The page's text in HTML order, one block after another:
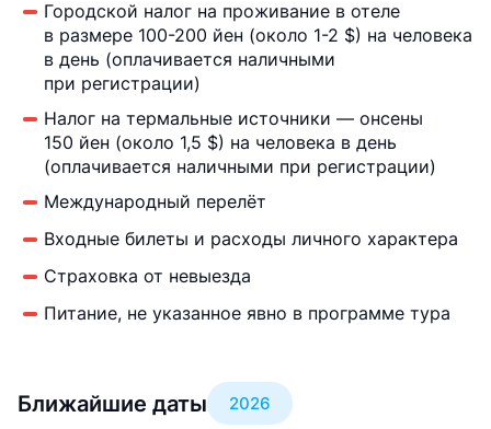
Городской налог на проживание в отеле
в размере 100-200 йен (около 1-2 $) на человека
в день (оплачивается наличными
при регистрации)
Налог на термальные источники — онсены
150 йен (около 1,5 $) на человека в день
(оплачивается наличными при регистрации)
Международный перелёт
Входные билеты и расходы личного характера
Страховка от невыезда
Питание, не указанное явно в программе тура
Ближайшие даты 2026